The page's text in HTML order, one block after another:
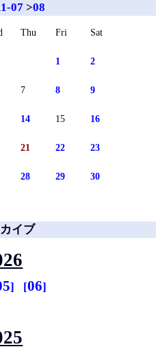
07 >08
Thu Fri Sat
1 2
7 8 9
14 15 16
21 22 23
28 29 30
イブ
06